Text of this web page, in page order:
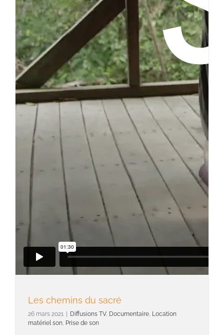
Les chemins du sacré
26 mars 2021 Diffusions TV, Documentaire, Location
matériel son, Prise de son